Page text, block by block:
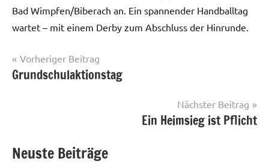
Bad Wimpfen/Biberach an. Ein spannender Handballtag
wartet – mit einem Derby zum Abschluss der Hinrunde.
Herren
Beitrags-
Navigation
Vorheriger Beitrag
Grundschulaktionstag
Nächster Beitrag
Ein Heimsieg ist Pflicht
Neuste Beiträge